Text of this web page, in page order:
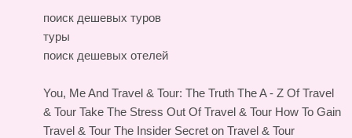
поиск дешевых туров
туры
поиск дешевых отелей
You, Me And Travel & Tour: The Truth The A - Z Of Travel
& Tour Take The Stress Out Of Travel & Tour How To Gain
Travel & Tour The Insider Secret on Travel & Tour